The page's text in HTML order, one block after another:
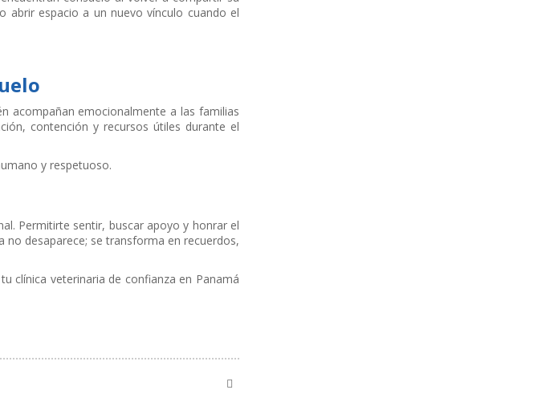
abrir espacio a un nuevo vínculo cuando el
acompañan emocionalmente a las familias
contención y recursos útiles durante el
y respetuoso.
Permitirte sentir, buscar apoyo y honrar el
desaparece; se transforma en recuerdos,
clínica veterinaria de confianza en Panamá